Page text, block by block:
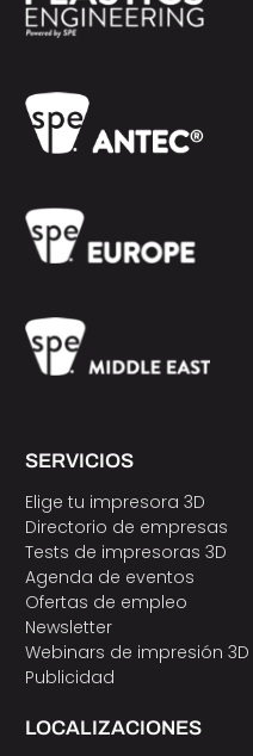
SERVICIOS
Elige tu impresora 3D
Directorio de empresas
Tests de impresoras 3D
Agenda de eventos
Ofertas de empleo
Newsletter
Webinars de impresión 3D
Publicidad
LOCALIZACIONES